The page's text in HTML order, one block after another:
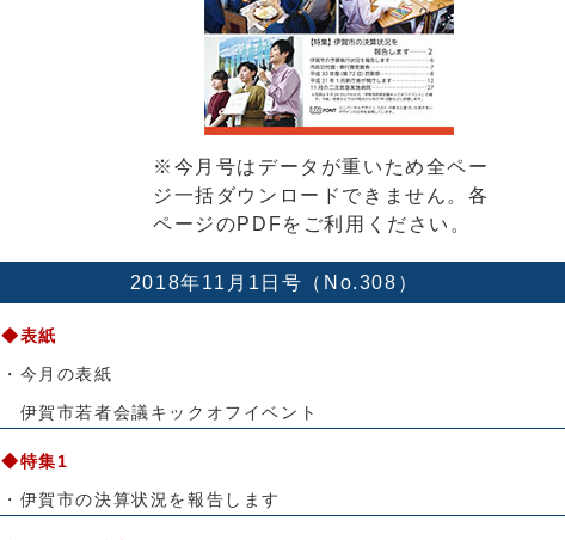
※今月号はデータが重いため全ペー
ジ一括ダウンロードできません。各
ページのPDFをご利用ください。
2018年11月1日号（No.308）
◆表紙
・今月の表紙
伊賀市若者会議キックオフイベント
◆特集1
・伊賀市の決算状況を報告します